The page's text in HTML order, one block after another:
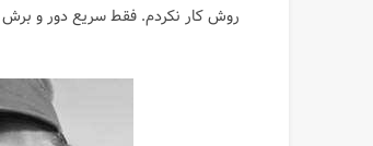
روش كار نكردم. فقط سريع دور و برش